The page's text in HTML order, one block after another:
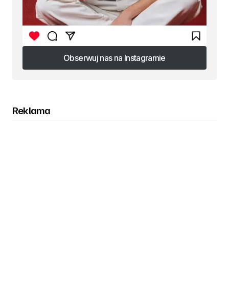
Obserwuj nas na Instagramie
Obserwuj nas na Instagramie
Reklama